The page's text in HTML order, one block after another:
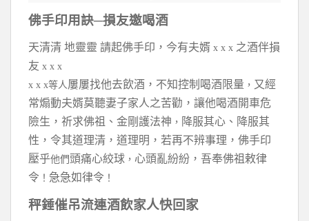
佛手印用訣─損友邀喝酒
天清清 地靈靈 請起佛手印，今有夫婿 x x x 之酒伴損
友 x x x
x x x等人 屢屢找他去飲酒，不知控制喝酒限量 ， 又經
常煽動夫婿莫聽妻子家人之苦勸，讓他喝酒開車危
險生，祈求佛祖、金剛護法神 ， 降服其心、降服其
性，令其道理清，道理明，若再不辨事理，佛手印
壓乎他們 頭痛心絞球 ， 心頭亂紛紛，吾奉佛祖敕律
令 ！ 急急如律令 ！
秤錘催吊流連酒飲家人快回家